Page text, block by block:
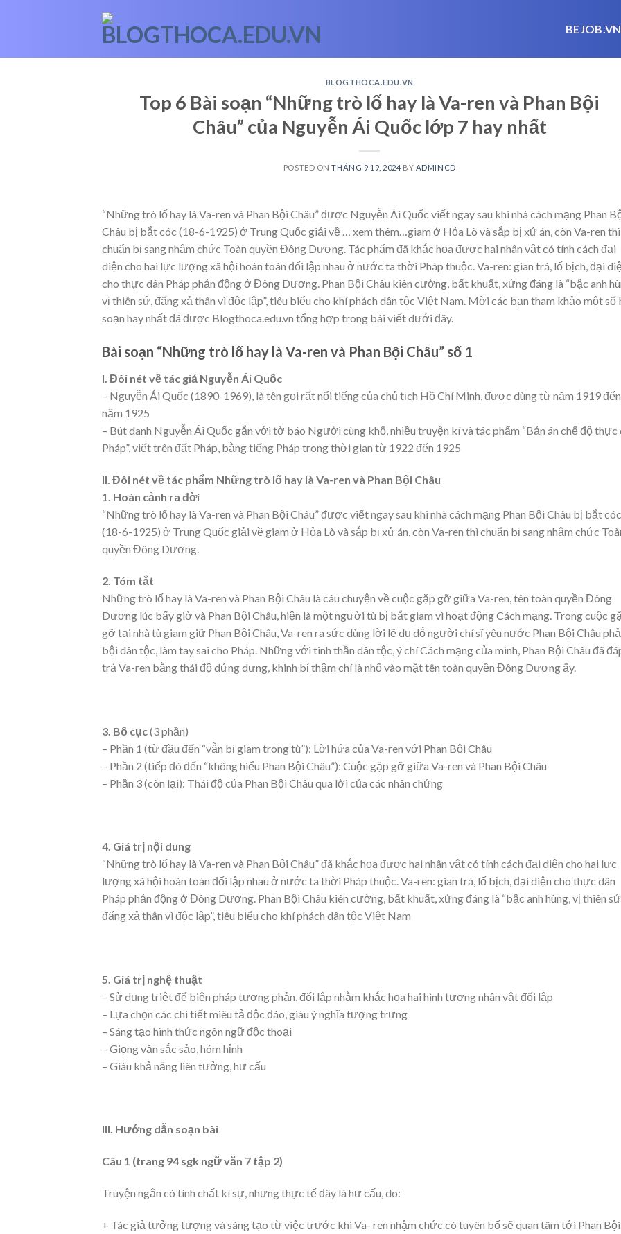
BEJOB.VN
BLOGTHOCA.EDU.VN
Top 6 Bài soạn “Những trò lố hay là Va-ren và Phan Bội
Châu” của Nguyễn Ái Quốc lớp 7 hay nhất
POSTED ONTHÁNG 9 19, 2024 BY ADMINCD
“Những trò lố hay là Va-ren và Phan Bội Châu” được Nguyễn Ái Quốc viết ngay sau khi nhà cách mạng Phan
Châu bị bắt cóc (18-6-1925) ở Trung Quốc giải về
… xem thêm… giam ở Hỏa Lò và sắp bị xử án, còn Va-ren thì
chuẩn bị sang nhậm chức Toàn quyền Đông Dương. Tác phẩm đã khắc họa được hai nhân vật có tính cách đại
diện cho hai lực lượng xã hội hoàn toàn đối lập nhau ở nước ta thời Pháp thuộc. Va-ren: gian trá, lố bịch, đại
cho thực dân Pháp phản động ở Đông Dương. Phan Bội Châu kiên cường, bất khuất, xứng đáng là “bậc anh
vị thiên sứ, đấng xả thân vì độc lập”, tiêu biểu cho khí phách dân tộc Việt Nam. Mời các bạn tham khảo một số
soạn hay nhất đã được Blogthoca.edu.vn tổng hợp trong bài viết dưới đây.
Bài soạn “Những trò lố hay là Va-ren và Phan Bội Châu” số 1
I. Đôi nét về tác giả Nguyễn Ái Quốc
– Nguyễn Ái Quốc (1890-1969), là tên gọi rất nổi tiếng của chủ tịch Hồ Chí Minh, được dùng từ năm 1919 đến
năm 1925
– Bút danh Nguyễn Ái Quốc gắn với tờ báo Người cùng khổ, nhiều truyện kí và tác phẩm “Bản án chế độ thực
Pháp”, viết trên đất Pháp, bằng tiếng Pháp trong thời gian từ 1922 đến 1925
II. Đôi nét về tác phẩm Những trò lố hay là Va-ren và Phan Bội Châu
1. Hoàn cảnh ra đời
“Những trò lố hay là Va-ren và Phan Bội Châu” được viết ngay sau khi nhà cách mạng Phan Bội Châu bị bắt cóc
(18-6-1925) ở Trung Quốc giải về giam ở Hỏa Lò và sắp bị xử án, còn Va-ren thì chuẩn bị sang nhậm chức
quyền Đông Dương.
2. Tóm tắt
Những trò lố hay là Va-ren và Phan Bội Châu là câu chuyện về cuộc gặp gỡ giữa Va-ren, tên toàn quyền Đông
Dương lúc bấy giờ và Phan Bội Châu, hiện là một người tù bị bắt giam vì hoạt động Cách mạng. Trong cuộc
gỡ tại nhà tù giam giữ Phan Bội Châu, Va-ren ra sức dùng lời lẽ dụ dỗ người chí sĩ yêu nước Phan Bội Châu
bội dân tộc, làm tay sai cho Pháp. Những với tinh thần dân tộc, ý chí Cách mạng của mình, Phan Bội Châu đã
trả Va-ren bằng thái độ dửng dưng, khinh bỉ thậm chí là nhổ vào mặt tên toàn quyền Đông Dương ấy.
3. Bố cục(3 phần)
– Phần 1 (từ đầu đến “vẫn bị giam trong tù”): Lời hứa của Va-ren với Phan Bội Châu
– Phần 2 (tiếp đó đến “không hiểu Phan Bội Châu”): Cuộc gặp gỡ giữa Va-ren và Phan Bội Châu
– Phần 3 (còn lại): Thái độ của Phan Bội Châu qua lời của các nhân chứng
4. Giá trị nội dung
“Những trò lố hay là Va-ren và Phan Bội Châu” đã khắc họa được hai nhân vật có tính cách đại diện cho hai lực
lượng xã hội hoàn toàn đối lập nhau ở nước ta thời Pháp thuộc. Va-ren: gian trá, lố bịch, đại diện cho thực dân
Pháp phản động ở Đông Dương. Phan Bội Châu kiên cường, bất khuất, xứng đáng là “bậc anh hùng, vị thiên
đấng xả thân vì độc lập”, tiêu biểu cho khí phách dân tộc Việt Nam
5. Giá trị nghệ thuật
– Sử dụng triệt để biện pháp tương phản, đối lập nhằm khắc họa hai hình tượng nhân vật đối lập
– Lựa chọn các chi tiết miêu tả độc đáo, giàu ý nghĩa tượng trưng
– Sáng tạo hình thức ngôn ngữ độc thoại
– Giọng văn sắc sảo, hóm hỉnh
– Giàu khả năng liên tưởng, hư cấu
III. Hướng dẫn soạn bài
Câu 1 (trang 94 sgk ngữ văn 7 tập 2)
Truyện ngắn có tính chất kí sự, nhưng thực tế đây là hư cấu, do:
+ Tác giả tưởng tượng và sáng tạo từ việc trước khi Va- ren nhậm chức có tuyên bố sẽ quan tâm tới Phan Bội